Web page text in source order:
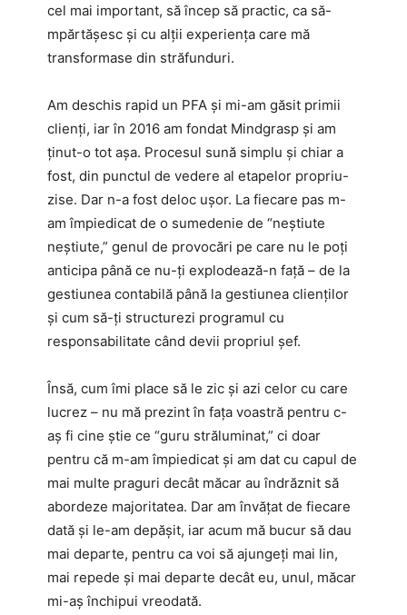
cel mai important, să încep să practic, ca să-
mpărtășesc și cu alții experiența care mă
transformase din străfunduri.
Am deschis rapid un PFA și mi-am găsit primii
clienți, iar în 2016 am fondat Mindgrasp și am
ținut-o tot așa. Procesul sună simplu și chiar a
fost, din punctul de vedere al etapelor propriu-
zise. Dar n-a fost deloc ușor. La fiecare pas m-
am împiedicat de o sumedenie de “neștiute
neștiute,” genul de provocări pe care nu le poți
anticipa până ce nu-ți explodează-n față – de la
gestiunea contabilă până la gestiunea clienților
și cum să-ți structurezi programul cu
responsabilitate când devii propriul șef.
Însă, cum îmi place să le zic și azi celor cu care
lucrez – nu mă prezint în fața voastră pentru c-
aș fi cine știe ce “guru străluminat,” ci doar
pentru că m-am împiedicat și am dat cu capul de
mai multe praguri decât măcar au îndrăznit să
abordeze majoritatea. Dar am învățat de fiecare
dată și le-am depășit, iar acum mă bucur să dau
mai departe, pentru ca voi să ajungeți mai lin,
mai repede și mai departe decât eu, unul, măcar
mi-aș închipui vreodată.